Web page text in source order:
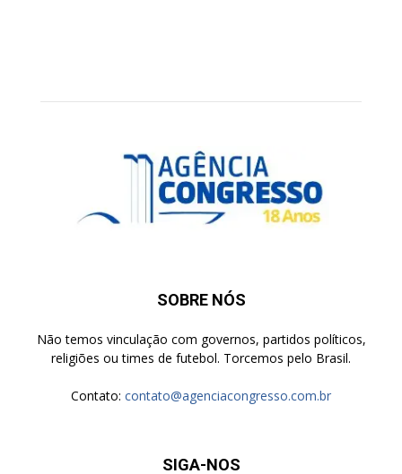
SOBRE NÓS
Não temos vinculação com governos, partidos políticos,
religiões ou times de futebol. Torcemos pelo Brasil.
Contato: contato@agenciacongresso.com.br
SIGA-NOS